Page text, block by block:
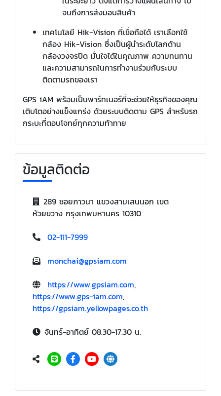
จนถึงการส่งมอบสินค้า
เทคโนโลยี Hik-Vision ที่เชื่อถือได้ เราเลือกใช้
กล้อง Hik-Vision ซึ่งเป็นผู้นำระดับโลกด้าน
กล้องวงจรปิด มั่นใจได้ในคุณภาพ ความทนทาน
และความสามารถในการทำงานร่วมกับระบบ
ติดตามรถของเรา
GPS iAM พร้อมเป็นพาร์ทเนอร์ที่จะช่วยให้ธุรกิจของคุณ
เติบโตอย่างแข็งแกร่ง ด้วยระบบติดตาม GPS สำหรับรถ
กระบะที่ตอบโจทย์ทุกความท้าทาย
ข้อมูลติดต่อ
289 ซอยภาวนา แขวงสามเสนนอก เขต
ห้วยขวาง กรุงเทพมหานคร 10310
02-111-7999
monchai@gpsiam.com
https://www.gpsiam.com,
https://www.gps-iam.com,
https://gpsiam.yellowpages.co.th
จันทร์-อาทิตย์ 08.30-17.30 น.